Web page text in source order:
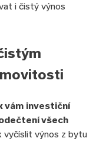
i čistý výnos
vám investiční
všech
vyčíslit výnos z bytu